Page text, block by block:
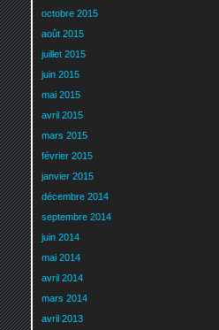
octobre 2015
août 2015
juillet 2015
juin 2015
mai 2015
avril 2015
mars 2015
février 2015
janvier 2015
décembre 2014
septembre 2014
juin 2014
mai 2014
avril 2014
mars 2014
avril 2013